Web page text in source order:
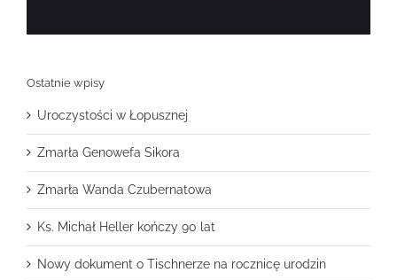
Ostatnie wpisy
Uroczystości w Łopusznej
Zmarła Genowefa Sikora
Zmarła Wanda Czubernatowa
Ks. Michał Heller kończy 90 lat
Nowy dokument o Tischnerze na rocznicę urodzin